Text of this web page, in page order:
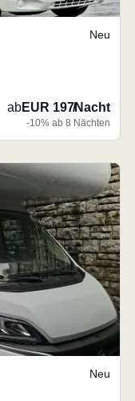
Neu
abEUR 197/Nacht
-10% ab 8 Nächten
Neu